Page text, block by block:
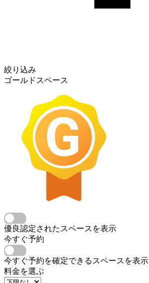
絞り込み
ゴールドスペース
優良認定されたスペースを表示
今すぐ予約
今すぐ予約を確定できるスペースを表示
料金を選ぶ